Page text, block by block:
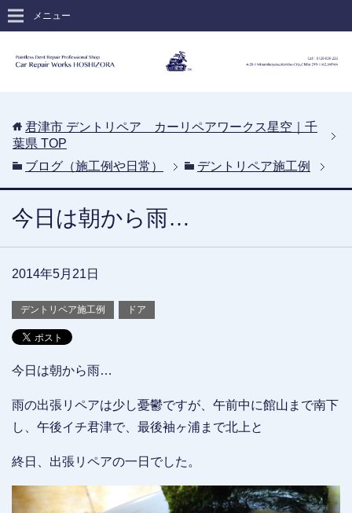
メニュー
君津市 デントリペア カーリペアワークス星空｜千
葉県 TOP
ブログ（施工例や日常）
デントリペア施工例
今日は朝から雨…
2014年5月21日
デントリペア施工例 ドア
今日は朝から雨…
雨の出張リペアは少し憂鬱ですが、午前中に館山まで南下
し、午後イチ君津で、最後袖ヶ浦まで北上と
終日、出張リペアの一日でした。